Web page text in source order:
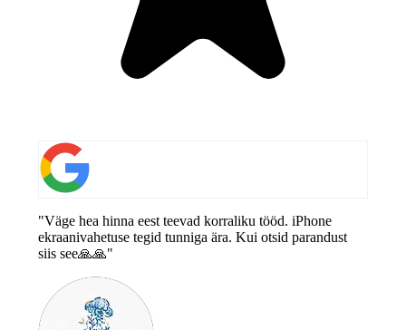
"Väge hea hinna eest teevad korraliku tööd. iPhone
ekraanivahetuse tegid tunniga ära. Kui otsid parandust
siis see🙏🙏"